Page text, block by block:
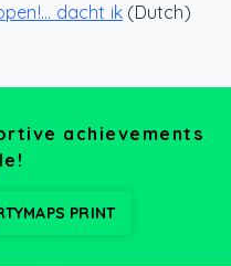
dacht ik (Dutch)
achievements
PRINT